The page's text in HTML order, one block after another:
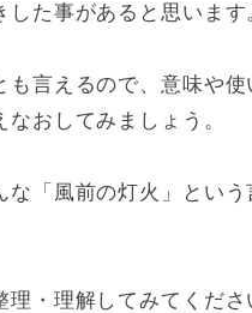
した事があると思います
も言えるので、意味や
おしてみましょう。
な「風前の灯火」とい
理・理解してみてくださ